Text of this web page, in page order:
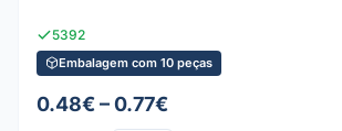
5392
Embalagem com 10 peças
0.48€ – 0.77€